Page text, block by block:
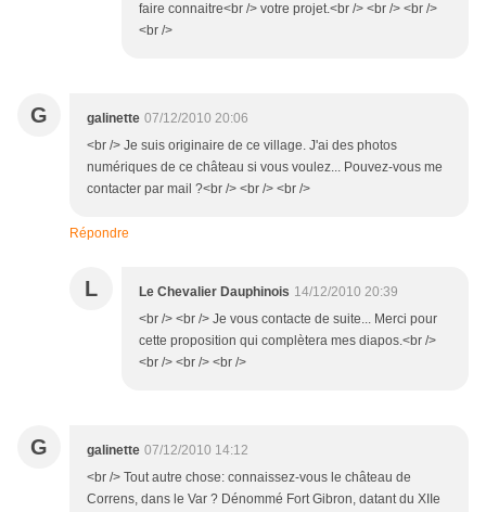
faire connaitre<br /> votre projet.<br /> <br /> <br />
<br />
G galinette 07/12/2010 20:06
<br /> Je suis originaire de ce village. J'ai des photos
numériques de ce château si vous voulez... Pouvez-vous me
contacter par mail ?<br /> <br /> <br />
Répondre
L Le Chevalier Dauphinois 14/12/2010 20:39
<br /> <br /> Je vous contacte de suite... Merci pour
cette proposition qui complètera mes diapos.<br />
<br /> <br /> <br />
G galinette 07/12/2010 14:12
<br /> Tout autre chose: connaissez-vous le château de
Correns, dans le Var ? Dénommé Fort Gibron, datant du XIIe